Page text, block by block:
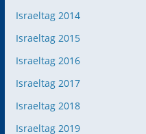
Israeltag 2014
Israeltag 2015
Israeltag 2016
Israeltag 2017
Israeltag 2018
Israeltag 2019